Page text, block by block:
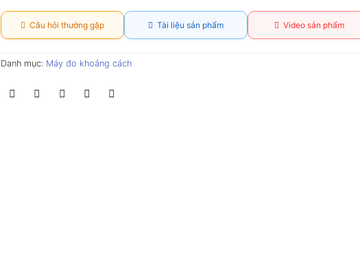
Câu hỏi thường gặp Tài liệu sản phẩm Video sản phẩm
Danh mục: Máy đo khoảng cách